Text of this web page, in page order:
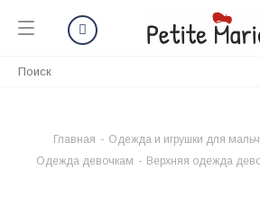
Главная - Одежда и игрушки для
Одежда девочкам - Верхняя одежда